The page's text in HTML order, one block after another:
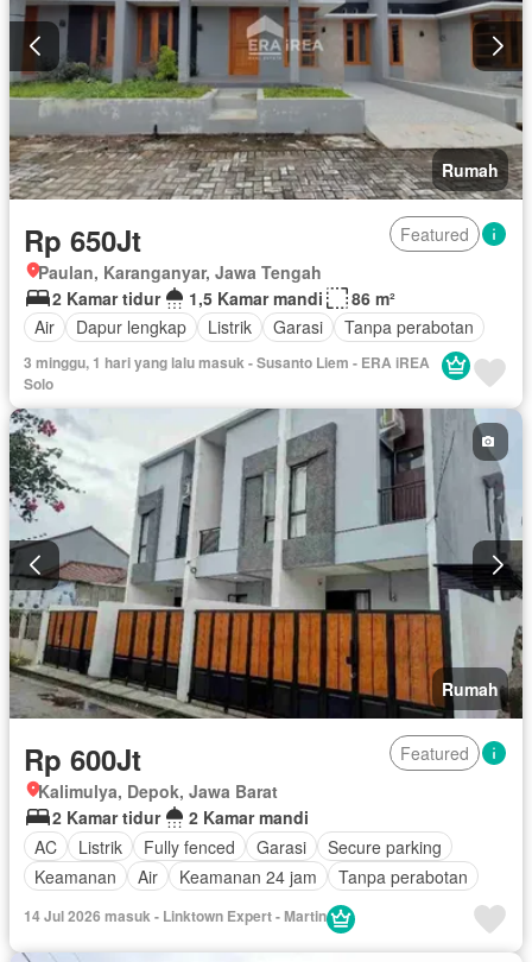
Rumah
Rp 650Jt
Featured
Paulan, Karanganyar, Jawa Tengah
2 Kamar tidur
1,5 Kamar mandi
86 m²
Air
Dapur lengkap Listrik Garasi Tanpa perabotan
3 minggu, 1 hari yang lalu masuk - Susanto Liem - ERA iREA
Solo
Rumah
Rp 600Jt
Featured
Kalimulya, Depok, Jawa Barat
2 Kamar tidur
2 Kamar mandi
AC
Listrik Fully fenced Garasi
Secure parking
Keamanan
Air Keamanan 24 jam Tanpa perabotan
14 Jul 2026 masuk - Linktown Expert - Martin